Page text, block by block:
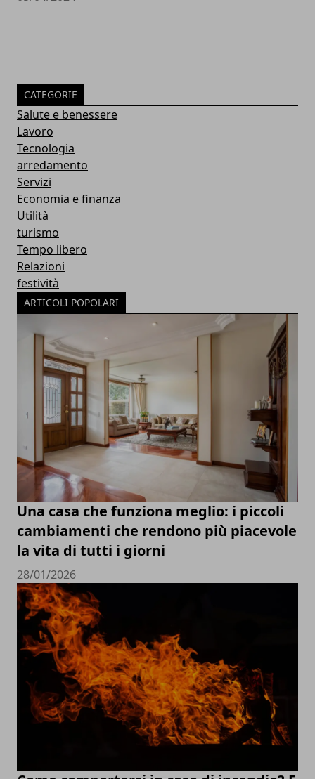
CATEGORIE
Salute e benessere
Lavoro
Tecnologia
arredamento
Servizi
Economia e finanza
Utilità
turismo
Tempo libero
Relazioni
festività
ARTICOLI POPOLARI
Una casa che funziona meglio: i piccoli
cambiamenti che rendono più piacevole
la vita di tutti i giorni
28/01/2026